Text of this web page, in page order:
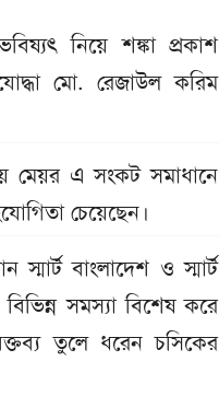
নিয়ে শঙ্কা প্রকাশ
মো. রেজাউল করিম
মেয়র এ সংকট সমাধানে
চেয়েছেন।
বাংলাদেশ ও স্মার্ট
সমস্যা বিশেষ করে
তুলে ধরেন চসিকের